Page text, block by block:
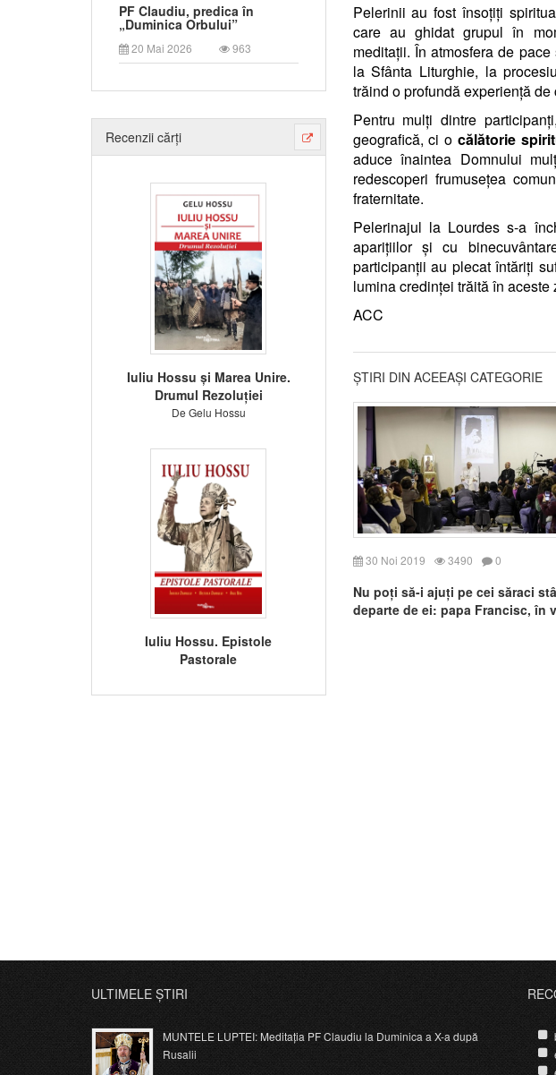
PF Claudiu, predica în
„Duminica Orbului”
20 Mai 2026 963
Recenzii cărți
Iuliu Hossu și Marea Unire.
Drumul Rezoluției
De Gelu Hossu
Iuliu Hossu. Epistole
Pastorale
Pelerinii au fost însoțiți
care au ghidat grupul în
meditații. În atmosfera de
la Sfânta Liturghie, la
trăind o profundă experiență
Pentru mulți dintre
geografică, ci ocălătorie
aduce înaintea Domnului
redescoperi frumusețea
fraternitate.
Pelerinajul la Lourdes s-a
aparițiilor și cu
participanții au plecat întăriți
lumina credinței trăită în aceste
ACC
ȘTIRI DIN ACEEAȘI CATEGORIE
30 Noi 2019 3490 0
Nu poți să-i ajuți pe cei săraci
departe de ei: papa Francisc, în
ULTIMELE ȘTIRI
MUNTELE LUPTEI: Meditația PF Claudiu la Duminica a X-a după
Rusalii